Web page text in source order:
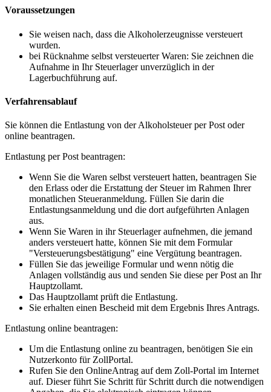
Voraussetzungen
Sie weisen nach, dass die Alkoholerzeugnisse versteuert
wurden.
bei Rücknahme selbst versteuerter Waren: Sie zeichnen die
Aufnahme in Ihr Steuerlager unverzüglich in der
Lagerbuchführung auf.
Verfahrensablauf
Sie können die Entlastung von der Alkoholsteuer per Post oder
online beantragen.
Entlastung per Post beantragen:
Wenn Sie die Waren selbst versteuert hatten, beantragen Sie
den Erlass oder die Erstattung der Steuer im Rahmen Ihrer
monatlichen Steueranmeldung. Füllen Sie darin die
Entlastungsanmeldung und die dort aufgeführten Anlagen
aus.
Wenn Sie Waren in ihr Steuerlager aufnehmen, die jemand
anders versteuert hatte, können Sie mit dem Formular
"Versteuerungsbestätigung" eine Vergütung beantragen.
Füllen Sie das jeweilige Formular und wenn nötig die
Anlagen vollständig aus und senden Sie diese per Post an Ihr
Hauptzollamt.
Das Hauptzollamt prüft die Entlastung.
Sie erhalten einen Bescheid mit dem Ergebnis Ihres Antrags.
Entlastung online beantragen:
Um die Entlastung online zu beantragen, benötigen Sie ein
Nutzerkonto für ZollPortal.
Rufen Sie den OnlineAntrag auf dem Zoll-Portal im Internet
auf. Dieser führt Sie Schritt für Schritt durch die notwendigen